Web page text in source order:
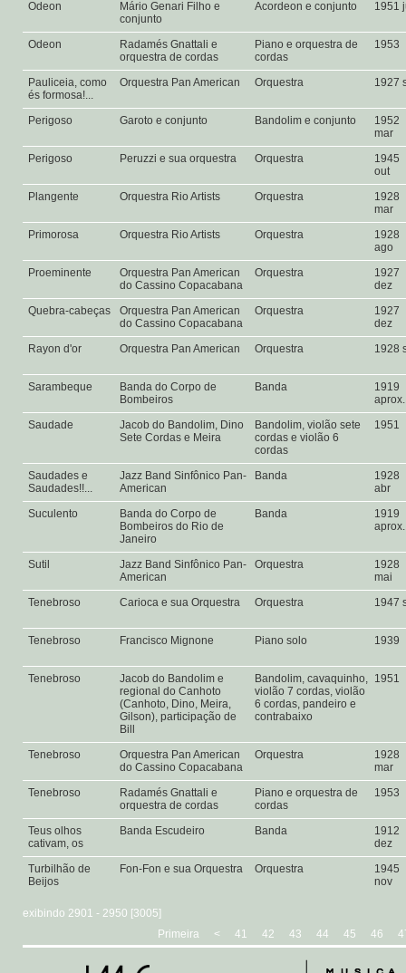
Odeon
Mário Genari Filho e
conjunto
Acordeon e conjunto 1951
Odeon
Radamés Gnattali e
orquestra de cordas
Piano e orquestra de
cordas
1953
Pauliceia, como
és formosa!...
Orquestra Pan American Orquestra 1927
Perigoso Garoto e conjunto Bandolim e conjunto
1952
mar
Perigoso
Peruzzi e sua orquestra Orquestra
1945
out
Plangente
Orquestra Rio Artists Orquestra
1928
mar
Primorosa
Orquestra Rio Artists Orquestra
1928
ago
Proeminente
Orquestra Pan American
do Cassino Copacabana
Orquestra
1927
dez
Quebra-cabeças
Orquestra Pan American
do Cassino Copacabana
Orquestra
1927
dez
Rayon d'or
Orquestra Pan American Orquestra 1928
Sarambeque
Banda do Corpo de
Bombeiros
Banda
1919
Saudade
Jacob do Bandolim, Dino
Sete Cordas e Meira
Bandolim, violão sete
cordas e violão 6
cordas
1951
Saudades e
Saudades!!...
Jazz Band Sinfônico Pan-
American
Banda
1928
abr
Suculento
Banda do Corpo de
Bombeiros do Rio de
Janeiro
Banda
1919
Sutil
Jazz Band Sinfônico Pan-
American
Orquestra
1928
mai
Tenebroso
Carioca e sua Orquestra Orquestra 1947
Tenebroso Francisco Mignone Piano solo 1939
Tenebroso
Jacob do Bandolim e
regional do Canhoto
(Canhoto, Dino, Meira,
Gilson), participação de
Bill
Bandolim, cavaquinho,
violão 7 cordas, violão
6 cordas, pandeiro e
contrabaixo
1951
Tenebroso
Orquestra Pan American
do Cassino Copacabana
Orquestra
1928
mar
Tenebroso
Radamés Gnattali e
orquestra de cordas
Piano e orquestra de
cordas
1953
Teus olhos
cativam, os
Banda Escudeiro Banda
1912
dez
Turbilhão de
Beijos
Fon-Fon e sua Orquestra Orquestra
1945
nov
exibindo 2901 - 2950 [3005]
Primeira
< 41 42 43 44 45 46